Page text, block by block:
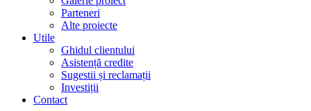
Parteneri
Alte proiecte
Utile
Ghidul clientului
Asistență credite
Sugestii și reclamații
Investiții
Contact